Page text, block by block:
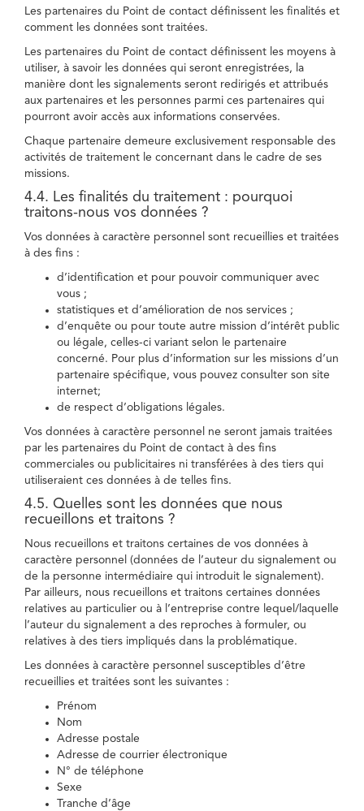
Les partenaires du Point de contact définissent les finalités et
comment les données sont traitées.
Les partenaires du Point de contact définissent les moyens à
utiliser, à savoir les données qui seront enregistrées, la
manière dont les signalements seront redirigés et attribués
aux partenaires et les personnes parmi ces partenaires qui
pourront avoir accès aux informations conservées.
Chaque partenaire demeure exclusivement responsable des
activités de traitement le concernant dans le cadre de ses
missions.
4.4. Les finalités du traitement : pourquoi
traitons-nous vos données ?
Vos données à caractère personnel sont recueillies et traitées
à des fins :
d’identification et pour pouvoir communiquer avec
vous ;
statistiques et d’amélioration de nos services ;
d’enquête ou pour toute autre mission d’intérêt public
ou légale, celles-ci variant selon le partenaire
concerné. Pour plus d’information sur les missions d’un
partenaire spécifique, vous pouvez consulter son site
internet;
de respect d’obligations légales.
Vos données à caractère personnel ne seront jamais traitées
par les partenaires du Point de contact à des fins
commerciales ou publicitaires ni transférées à des tiers qui
utiliseraient ces données à de telles fins.
4.5. Quelles sont les données que nous
recueillons et traitons ?
Nous recueillons et traitons certaines de vos données à
caractère personnel (données de l’auteur du signalement ou
de la personne intermédiaire qui introduit le signalement).
Par ailleurs, nous recueillons et traitons certaines données
relatives au particulier ou à l’entreprise contre lequel/laquelle
l’auteur du signalement a des reproches à formuler, ou
relatives à des tiers impliqués dans la problématique.
Les données à caractère personnel susceptibles d’être
recueillies et traitées sont les suivantes :
Prénom
Nom
Adresse postale
Adresse de courrier électronique
N° de téléphone
Sexe
Tranche d’âge